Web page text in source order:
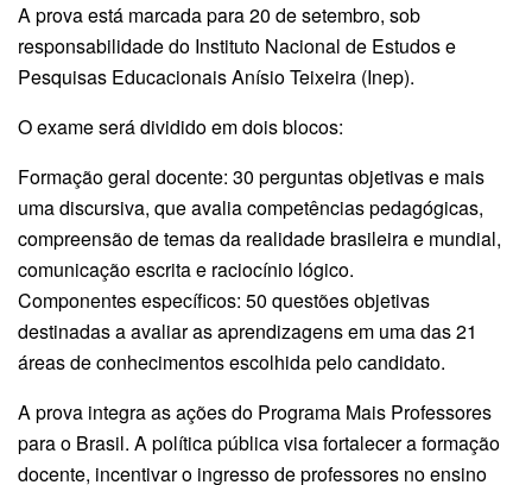
A prova está marcada para 20 de setembro, sob
responsabilidade do Instituto Nacional de Estudos e
Pesquisas Educacionais Anísio Teixeira (Inep).
O exame será dividido em dois blocos:
Formação geral docente: 30 perguntas objetivas e mais
uma discursiva, que avalia competências pedagógicas,
compreensão de temas da realidade brasileira e mundial,
comunicação escrita e raciocínio lógico.
Componentes específicos: 50 questões objetivas
destinadas a avaliar as aprendizagens em uma das 21
áreas de conhecimentos escolhida pelo candidato.
A prova integra as ações do Programa Mais Professores
para o Brasil. A política pública visa fortalecer a formação
docente, incentivar o ingresso de professores no ensino